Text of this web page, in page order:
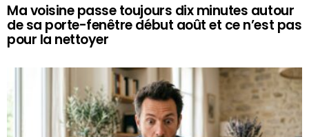
Ma voisine passe toujours dix minutes autour
de sa porte-fenêtre début août et ce n’est pas
pour la nettoyer